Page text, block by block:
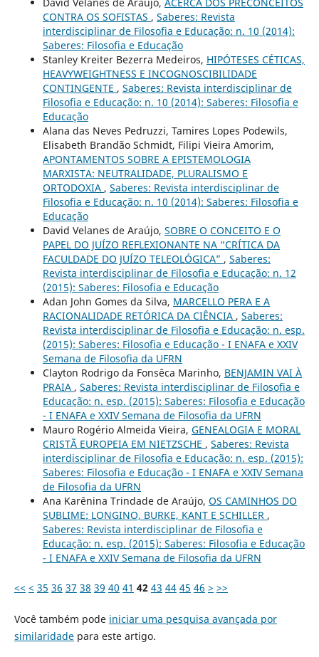
CONTRA OS SOFISTAS , Saberes: Revista
interdisciplinar de Filosofia e Educação: n. 10 (2014):
Saberes: Filosofia e Educação
Stanley Kreiter Bezerra Medeiros, HIPÓTESES CÉTICAS,
HEAVYWEIGHTNESS E INCOGNOSCIBILIDADE
CONTINGENTE , Saberes: Revista interdisciplinar de
Filosofia e Educação: n. 10 (2014): Saberes: Filosofia e
Educação
Alana das Neves Pedruzzi, Tamires Lopes Podewils,
Elisabeth Brandão Schmidt, Filipi Vieira Amorim,
APONTAMENTOS SOBRE A EPISTEMOLOGIA
MARXISTA: NEUTRALIDADE, PLURALISMO E
ORTODOXIA , Saberes: Revista interdisciplinar de
Filosofia e Educação: n. 10 (2014): Saberes: Filosofia e
Educação
David Velanes de Araújo, SOBRE O CONCEITO E O
PAPEL DO JUÍZO REFLEXIONANTE NA “CRÍTICA DA
FACULDADE DO JUÍZO TELEOLÓGICA” , Saberes:
Revista interdisciplinar de Filosofia e Educação: n. 12
(2015): Saberes: Filosofia e Educação
Adan John Gomes da Silva, MARCELLO PERA E A
RACIONALIDADE RETÓRICA DA CIÊNCIA , Saberes:
Revista interdisciplinar de Filosofia e Educação: n. esp.
(2015): Saberes: Filosofia e Educação - I ENAFA e XXIV
Semana de Filosofia da UFRN
Clayton Rodrigo da Fonsêca Marinho, BENJAMIN VAI À
PRAIA , Saberes: Revista interdisciplinar de Filosofia e
Educação: n. esp. (2015): Saberes: Filosofia e Educação
- I ENAFA e XXIV Semana de Filosofia da UFRN
Mauro Rogério Almeida Vieira, GENEALOGIA E MORAL
CRISTÃ EUROPEIA EM NIETZSCHE , Saberes: Revista
interdisciplinar de Filosofia e Educação: n. esp. (2015):
Saberes: Filosofia e Educação - I ENAFA e XXIV Semana
de Filosofia da UFRN
Ana Karênina Trindade de Araújo, OS CAMINHOS DO
SUBLIME: LONGINO, BURKE, KANT E SCHILLER ,
Saberes: Revista interdisciplinar de Filosofia e
Educação: n. esp. (2015): Saberes: Filosofia e Educação
- I ENAFA e XXIV Semana de Filosofia da UFRN
<< < 35 36 37 38 39 40 41 42 43 44 45 46 > >>
Você também pode iniciar uma pesquisa avançada por
similaridadepara este artigo.